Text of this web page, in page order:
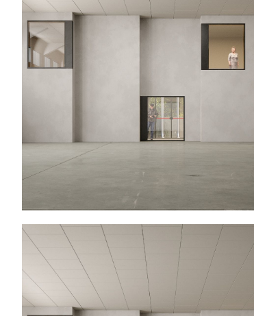
Pavilhão Polivalente na Maia